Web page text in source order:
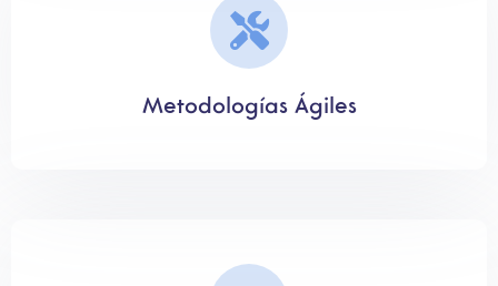
Metodologías Ágiles